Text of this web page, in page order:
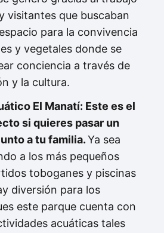
visitantes que buscaban
para la convivencia
y vegetales donde se
conciencia a través de
y la cultura.
El Manatí: Este es el
si quieres pasar un
a tu familia.Ya sea
a los más pequeños
toboganes y piscinas
diversión para los
este parque cuenta con
acuáticas tales